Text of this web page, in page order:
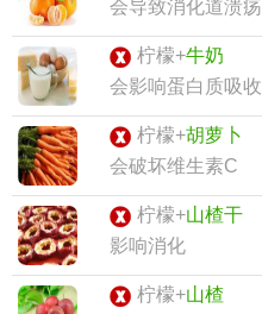
会导致消化道溃疡
柠檬+牛奶
会影响蛋白质吸收
柠檬+胡萝卜
会破坏维生素C
柠檬+山楂干
影响消化
柠檬+山楂